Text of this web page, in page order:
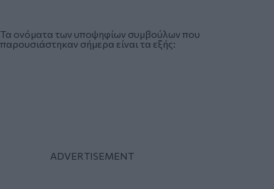
Τα ονόματα των υποψηφίων συμβούλων που
παρουσιάστηκαν σήμερα είναι τα εξής: